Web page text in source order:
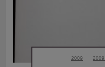
2009 2009